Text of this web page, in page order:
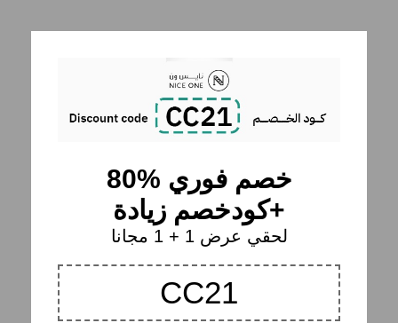
خصم فوري %80
كودخصم زيادة+
لحقي عرض 1 + 1 مجانا
CC21